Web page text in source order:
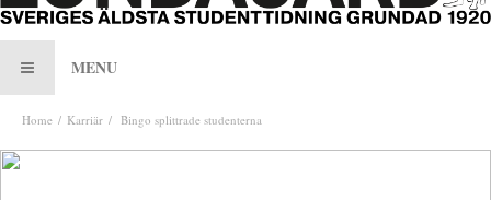
MENU
Home Karriär Bingo splittrade studenterna